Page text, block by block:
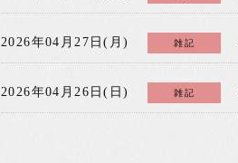
2026年04月27日(月) 雑記
2026年04月26日(日) 雑記